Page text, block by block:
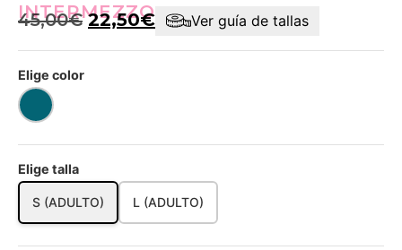
INTERMEZZO
45,00€ 22,50€ Ver guía de tallas
Elige color
Elige talla
S (ADULTO) L (ADULTO)